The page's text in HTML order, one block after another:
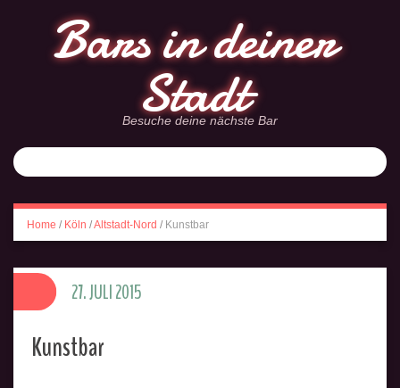
Bars in deiner
Stadt
Besuche deine nächste Bar
Home / Köln /Altstadt-Nord / Kunstbar
Kunstbar
27. JULI 2015